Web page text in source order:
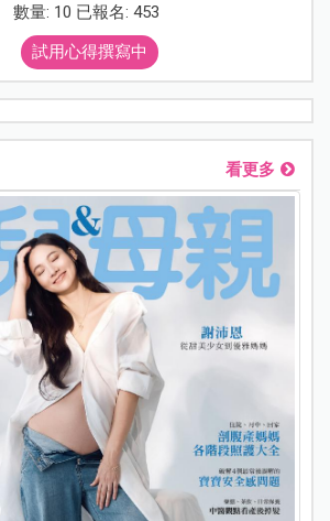
數量: 10 已報名: 453
試用心得撰寫中
看更多